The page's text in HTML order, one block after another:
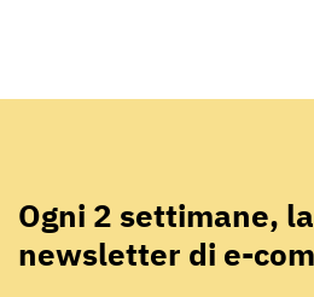
Ogni 2 settimane,
newsletter di e-